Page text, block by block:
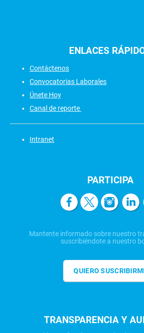
ENLACES
Contáctenos
Convocatorias Laborales
Únete Hoy
Canal de reporte
Intranet
PARTICIPA
Mantente informado sobre nuestro
suscribiéndote a nuestro
QUIERO
TRANSPARENCIA Y